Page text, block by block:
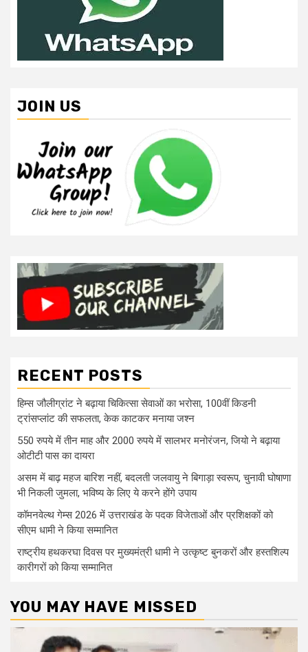
JOIN US
RECENT POSTS
हिम्स जौलीग्रांट ने बढ़ाया चिकित्सा सेवाओं का भरोसा, 100वीं किडनी
ट्रांसप्लांट की सफलता, केक काटकर मनाया जश्न
550 रुपये में तीन माह और 2000 रुपये में सालभर मनोरंजन, जियो ने बढ़ाया
ओटीटी पास का दायरा
असम में बाढ़ महज बारिश नहीं, बदलती जलवायु ने बिगाड़ा स्वरूप, चुनावी घोषाणा
भी निकली जुमला, भविष्य के लिए ये करने होंगे उपाय
कॉमनवेल्थ गेम्स 2026 में उत्तराखंड के पदक विजेताओं और प्रशिक्षकों को
सीएम धामी ने किया सम्मानित
राष्ट्रीय हथकरघा दिवस पर मुख्यमंत्री धामी ने उत्कृष्ट बुनकरों और हस्तशिल्प
कारीगरों को किया सम्मानित
YOU MAY HAVE MISSED